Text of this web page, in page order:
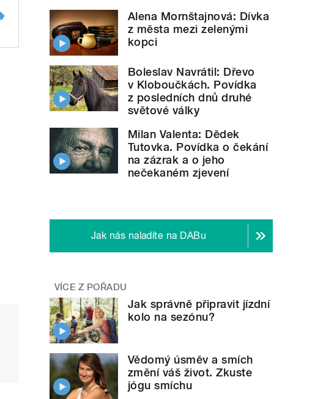
nálady k horšímu. Podle odborníků se častěji jedná
Alena Mornštajnová: Dívka
z města mezi zelenými
kopci
Boleslav Navrátil: Dřevo
v Kloboučkách. Povídka
z posledních dnů druhé
světové války
Milan Valenta: Dědek
Tutovka. Povídka o čekání
na zázrak a o jeho
nečekaném zjevení
Jak nás naladíte na DABu
VÍCE Z POŘADU
Jak správně připravit jízdní
kolo na sezónu?
Vědomý úsměv a smích
změní váš život. Zkuste
jógu smíchu